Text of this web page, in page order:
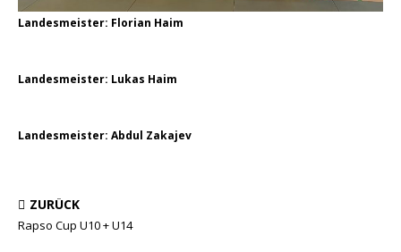
Landesmeister: Florian Haim
Landesmeister: Lukas Haim
Landesmeister: Abdul Zakajev
ZURÜCK
Rapso Cup U10 + U14